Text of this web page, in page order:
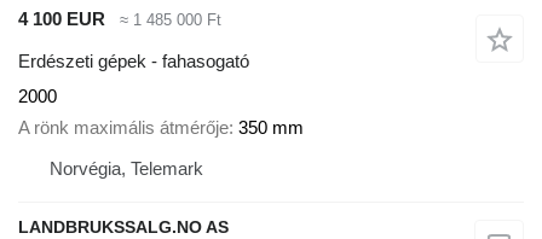
4 100 EUR
≈ 1 485 000 Ft
Erdészeti gépek - fahasogató
2000
A rönk maximális átmérője 350 mm
Norvégia, Telemark
LANDBRUKSSALG.NO AS